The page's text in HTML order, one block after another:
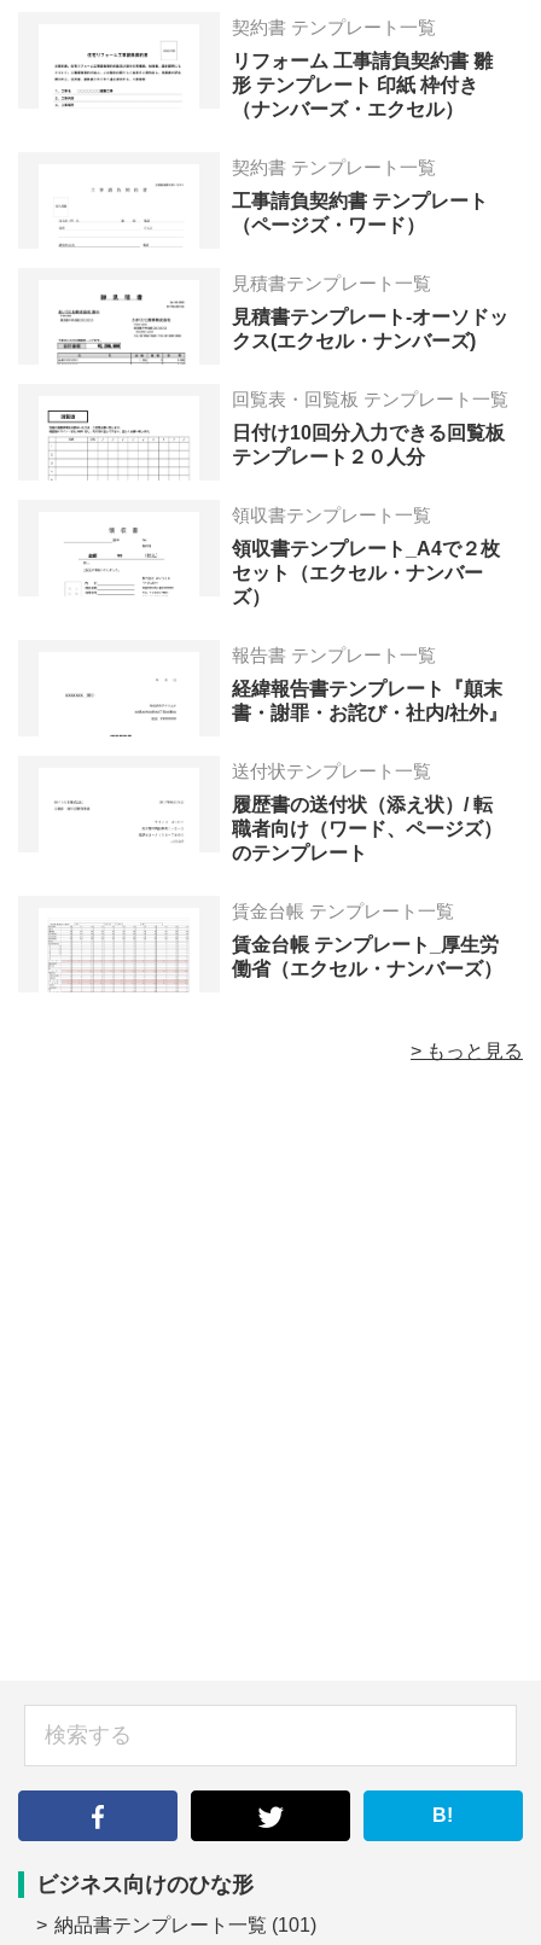
契約書 テンプレート一覧
リフォーム 工事請負契約書 雛
形 テンプレート 印紙 枠付き
（ナンバーズ・エクセル）
契約書 テンプレート一覧
工事請負契約書 テンプレート
（ページズ・ワード）
見積書テンプレート一覧
見積書テンプレート-オーソドッ
クス(エクセル・ナンバーズ)
回覧表・回覧板 テンプレート一覧
日付け10回分入力できる回覧板
テンプレート２０人分
領収書テンプレート一覧
領収書テンプレート_A4で２枚
セット（エクセル・ナンバー
ズ）
報告書 テンプレート一覧
経緯報告書テンプレート『顛末
書・謝罪・お詫び・社内/社外』
送付状テンプレート一覧
履歴書の送付状（添え状）/ 転
職者向け（ワード、ページズ）
のテンプレート
賃金台帳 テンプレート一覧
賃金台帳 テンプレート_厚生労
働省（エクセル・ナンバーズ）
> もっと見る
B!
ビジネス向けのひな形
納品書テンプレート一覧 (101)